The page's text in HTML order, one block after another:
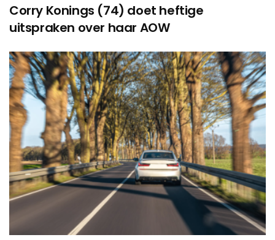
Corry Konings (74) doet heftige
uitspraken over haar AOW